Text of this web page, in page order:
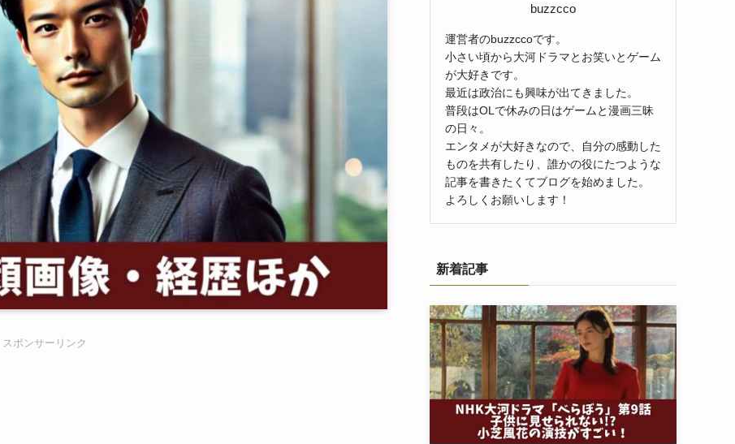
スポンサーリンク
buzzcco
運営者のbuzzccoです。
小さい頃から大河ドラマとお笑いとゲーム
が大好きです。
最近は政治にも興味が出てきました。
普段はOLで休みの日はゲームと漫画三昧
の日々。
エンタメが大好きなので、自分の感動した
ものを共有したり、誰かの役にたつような
記事を書きたくてブログを始めました。
よろしくお願いします！
新着記事